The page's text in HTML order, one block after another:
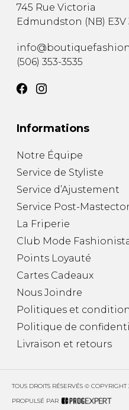
745 Rue Victoria
Edmundston (NB) E3V
(506) 353-3535
Informations
Notre Équipe
Service de Styliste
Service d’Ajustement
Service Post-
La Friperie
Club Mode
Points Loyauté
Cartes Cadeaux
Nous Joindre
Politiques et
Politique de
Livraison et retours
TOUS DROITS RÉSERVÉS ©
PROPULSÉ PAR